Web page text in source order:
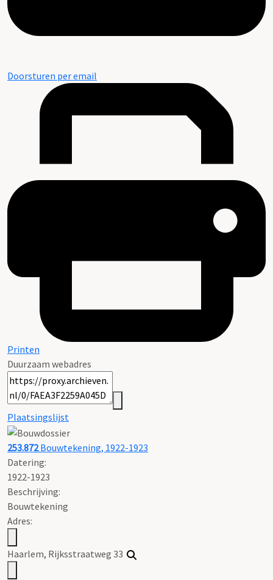
Doorsturen per email
Printen
Duurzaam webadres
Plaatsingslijst
253.872Bouwtekening, 1922-1923
Datering:
1922-1923
Beschrijving:
Bouwtekening
Adres:
Haarlem, Rijksstraatweg 33